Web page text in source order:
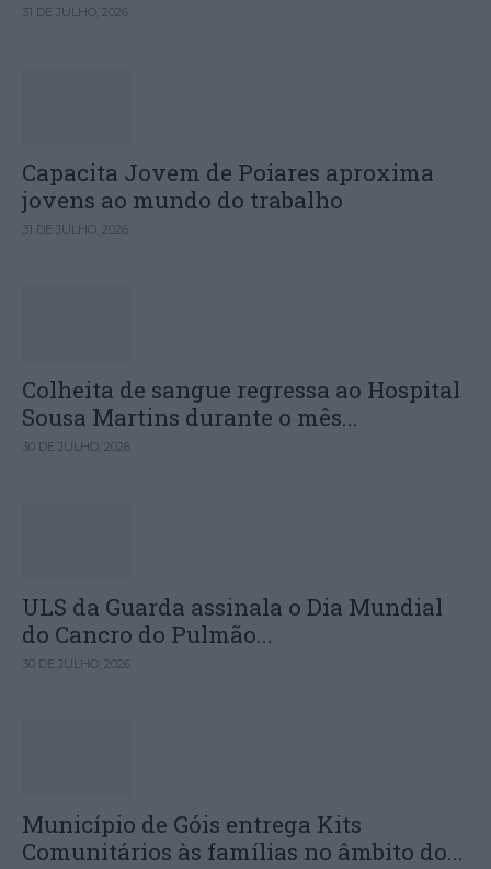
31 DE JULHO, 2026
Capacita Jovem de Poiares aproxima
jovens ao mundo do trabalho
31 DE JULHO, 2026
Colheita de sangue regressa ao Hospital
Sousa Martins durante o mês...
30 DE JULHO, 2026
ULS da Guarda assinala o Dia Mundial
do Cancro do Pulmão...
30 DE JULHO, 2026
Município de Góis entrega Kits
Comunitários às famílias no âmbito do...